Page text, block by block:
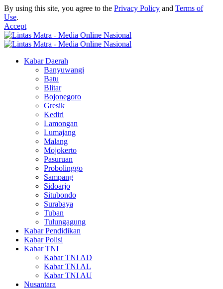
By using this site, you agree to the Privacy Policy and Terms of
Use.
Accept
Kabar Daerah
Banyuwangi
Batu
Blitar
Bojonegoro
Gresik
Kediri
Lamongan
Lumajang
Malang
Mojokerto
Pasuruan
Probolinggo
Sampang
Sidoarjo
Situbondo
Surabaya
Tuban
Tulungagung
Kabar Pendidikan
Kabar Polisi
Kabar TNI
Kabar TNI AD
Kabar TNI AL
Kabar TNI AU
Nusantara